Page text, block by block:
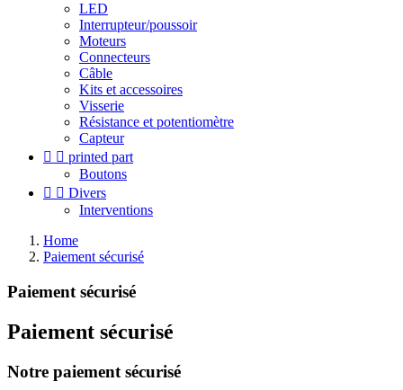
LED
Interrupteur/poussoir
Moteurs
Connecteurs
Câble
Kits et accessoires
Visserie
Résistance et potentiomètre
Capteur
  printed part
Boutons
  Divers
Interventions
Home
Paiement sécurisé
Paiement sécurisé
Paiement sécurisé
Notre paiement sécurisé